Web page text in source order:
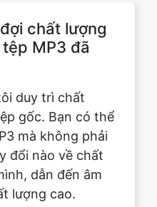
duy trì chất
gốc. Bạn có thể
mà không phải
đổi nào về chất
dẫn đến âm
lượng cao.
MP3 trực